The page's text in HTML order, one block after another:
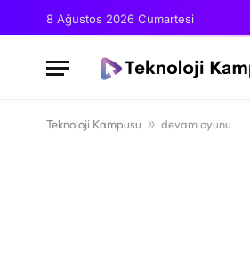
8 Ağustos 2026 Cumartesi
Teknoloji Kampusu » devam oyunu